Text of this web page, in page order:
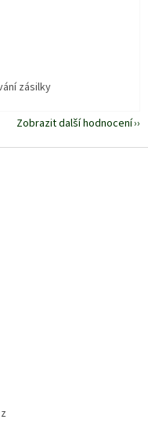
5 hvězdiček.
zásilky
Zobrazit další hodnocení